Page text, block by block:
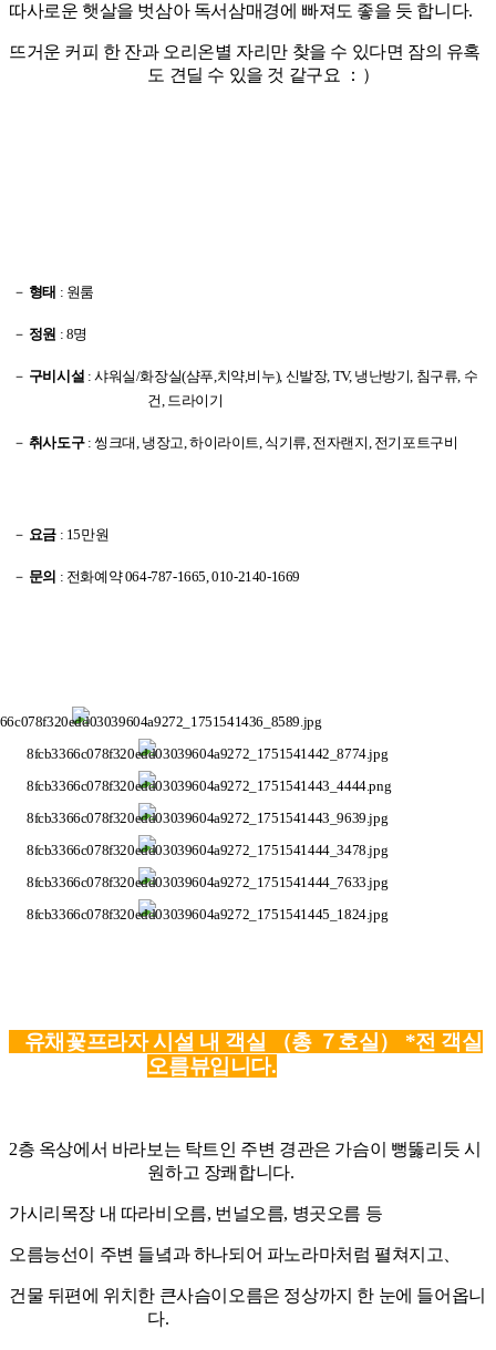
따사로운 햇살을 벗삼아 독서삼매경에 빠져도 좋을 듯 합니다.
뜨거운 커피 한 잔과 오리온별 자리만 찾을 수 있다면 잠의 유혹
도 견딜 수 있을 것 같구요 ：）
－ 형태 : 원룸
－ 정원 : 8명
－ 구비시설 :샤워실/화장실(샴푸,치약,비누), 신발장, TV, 냉난방기, 침구류, 수
건, 드라이기
－ ​ 취사도구 : 씽크대, 냉장고, 하이라이트, 식기류, 전자랜지, 전기포트구비
－ 요금 : 15만원
－ 문의 : 전화예약064-787-1665, 010-2140-1669
유채꽃프라자 시설 내 객실 （총 ７호실） *전 객실
오름뷰입니다.
2층 옥상에서 바라보는 탁트인 주변 경관은 가슴이 뻥뚫리듯 시
원하고 장쾌합니다.
가시리목장 내 따라비오름, 번널오름, 병곳오름 등
오름능선이 주변 들녘과 하나되어 파노라마처럼 펼쳐지고、
건물 뒤편에 위치한 큰사슴이오름은 정상까지 한 눈에 들어옵니
다.